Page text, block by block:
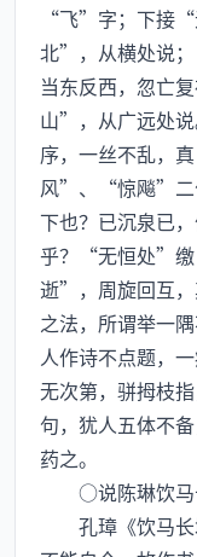
“飞”字；下接
北”，从横处说
当东反西，忽亡
山”，从广远处
序，一丝不乱，
风”、“惊飚”二
下也？已沉泉已
乎？“无恒处”
逝”，周旋回互
之法，所谓举一
人作诗不点题，
无次第，骈拇枝
句，犹人五体不
药之。
○说陈琳饮马
孔璋《饮马长